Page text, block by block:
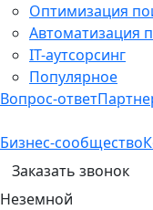
Оптимизация
Автоматизация
IT-аутсорсинг
Популярное
Вопрос-ответ
Бизнес-сообщество
Заказать звонок
Неземной